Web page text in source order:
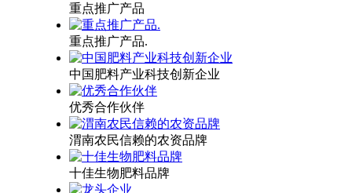
重点推广产品
重点推广产品.
中国肥料产业科技创新企业
优秀合作伙伴
渭南农民信赖的农资品牌
十佳生物肥料品牌